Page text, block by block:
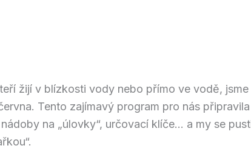
žijí v blízkosti vody nebo přímo ve vodě,
Tento zajímavý program pro nás
na „úlovky“, určovací klíče… a my se